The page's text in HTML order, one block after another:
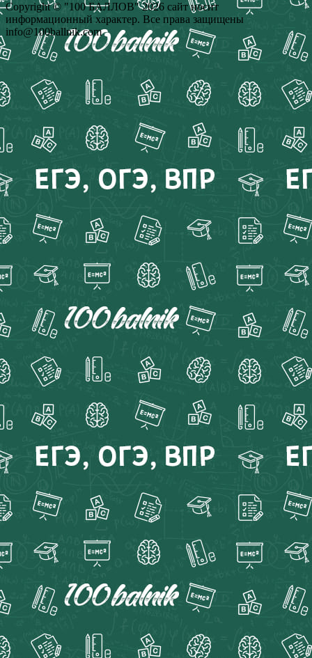
Copyright © "100 БАЛЛОВ" 2026 сайт носит
информационный характер. Все права защищены
info@100ballnik.com